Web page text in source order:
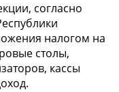
согласно
налогом на
столы,
кассы